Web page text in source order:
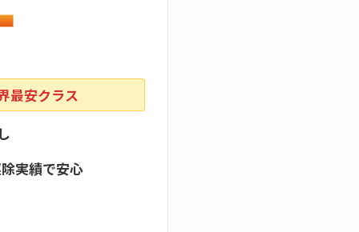
最安クラス
実績で安心